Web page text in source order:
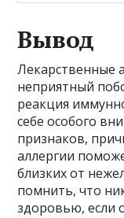
Вывод
Лекарственные
неприятный
реакция
себе особого
признаков,
аллергии
близких от
помнить, что
здоровью, если